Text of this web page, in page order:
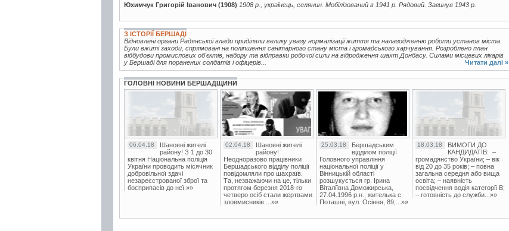
Юхимчук Григорій Іванович (1908) 1908 р., українець, селянин. Мобілізований в 1941 р. Рядовий. Загинув 1943 р.
З ІСТОРІЇ БЕРШАДІ
Відновлені органи Радянської влади приділяли велику увагу нормалізації життя та налагодженню роботи установ міста.
Були вжиті заходи, спрямовані на поліпшення санітарного стану міста і громадського харчування. Розроблено план
відбудови промислових об'єктів, набору та відправки робочої сили на відродження шахт Донбасу. Силами місцевих лікарів
у Бершаді для поранених солдатів і офіцерів...
Читати далі »
ГОЛОВНІ НОВИНИ БЕРШАДЩИНИ
06.04.18
Шановні жителі
району! З 1 до 30
квітня Національна поліція
України проводить місячник
добровільної здачі
незареєстрованої зброї та
боєприпасів до неї.»»
02.04.18
Шановні жителі
району!
Неодноразово працівники
Бершадського відділу поліції
повідомляли про шахраїв.
Та, незважаючи на це, тільки
протягом березня 2018-го
четверо осіб стали жертвами
зловмисників....»»
25.03.18
Бершадським
відділом поліції
Головного управління
національної поліції у
Вінницькій області
розшукується гр. Ірина
Віталіївна Доможирська,
27.04.1996 р.н., жителька с.
Поташні, вул. Осіння, 89,...»»
18.03.18
ВИМОГИ ДО
КАНДИДАТІВ: –
громадянство України; – вік
від 20 до 35 років; – повна
загальна середня або вища
освіта; – наявність
посвідчення водія категорії В;
– готовність до служби...»»